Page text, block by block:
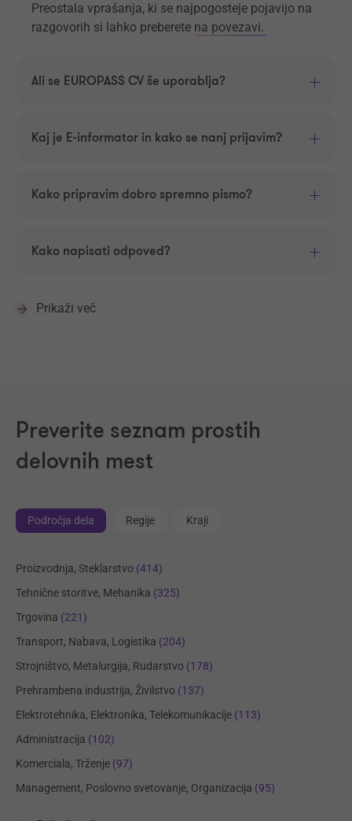
Preostala vprašanja, ki se najpogosteje pojavijo na
razgovorih si lahko preberete na povezavi.
Ali se EUROPASS CV še uporablja?
Kaj je E-informator in kako se nanj prijavim?
Kako pripravim dobro spremno pismo?
Kako napisati odpoved?
Prikaži več
Preverite seznam prostih
delovnih mest
Področja dela Regije Kraji
Proizvodnja, Steklarstvo (414)
Tehnične storitve, Mehanika (325)
Trgovina (221)
Transport, Nabava, Logistika (204)
Strojništvo, Metalurgija, Rudarstvo (178)
Prehrambena industrija, Živilstvo (137)
Elektrotehnika, Elektronika, Telekomunikacije (113)
Administracija (102)
Komerciala, Trženje (97)
Management, Poslovno svetovanje, Organizacija (95)